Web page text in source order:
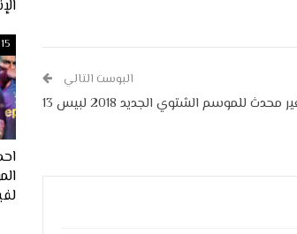
البوست التالي
للموسم الشتوي الجديد 2018 لبيس 13
لفيفا 15